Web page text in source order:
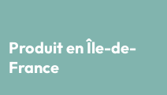
Produit en Île-de-
France